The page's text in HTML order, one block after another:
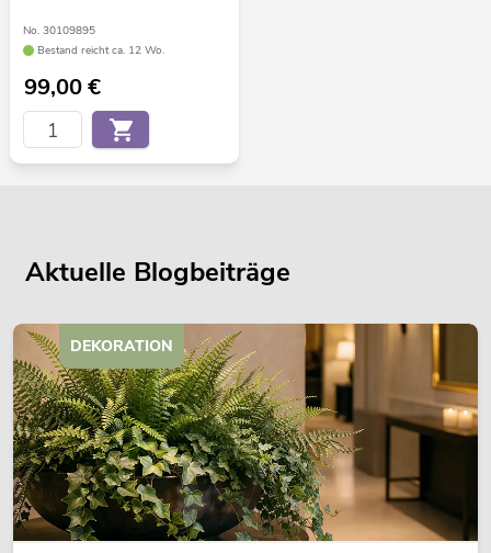
No. 30109895
Bestand reicht ca. 12 Wo.
99,00€
Aktuelle Blogbeiträge
DEKORATION